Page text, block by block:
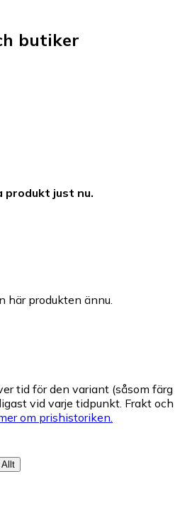
butiker
produkt just nu.
här produkten ännu.
tid för den variant (såsom färg
vid varje tidpunkt. Frakt och
om prishistoriken.
Allt